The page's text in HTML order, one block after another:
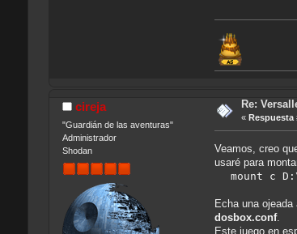
cireja
"Guardián de las aventuras"
Administrador
Shodan
Re:
« Respuesta
Veamos, creo
usaré para
mount c
Echa una ojeada
dosbox.conf.
Este juego en